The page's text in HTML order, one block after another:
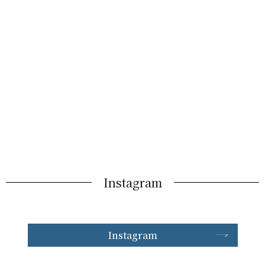
Instagram
Instagram